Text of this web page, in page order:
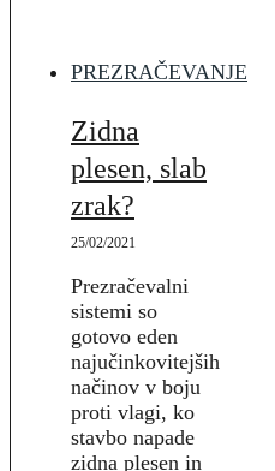
PREZRAČEVANJE
Zidna
plesen, slab
zrak?
25/02/2021
Prezračevalni
sistemi so
gotovo eden
najučinkovitejših
načinov v boju
proti vlagi, ko
stavbo napade
zidna plesen in